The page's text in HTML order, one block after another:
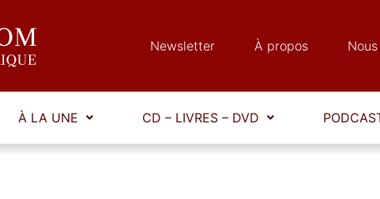
Newsletter À propos
À LA UNE CD – LIVRES – DVD